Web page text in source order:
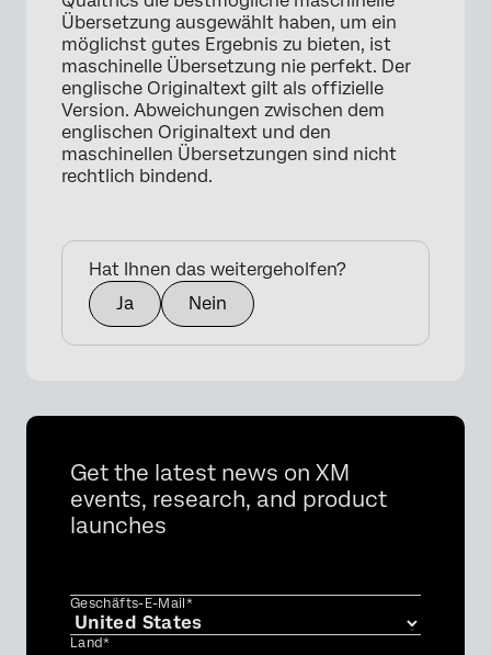
Übersetzung ausgewählt haben, um ein
möglichst gutes Ergebnis zu bieten, ist
maschinelle Übersetzung nie perfekt. Der
englische Originaltext gilt als offizielle
Version. Abweichungen zwischen dem
englischen Originaltext und den
maschinellen Übersetzungen sind nicht
rechtlich bindend.
Hat Ihnen das weitergeholfen?
Ja
Nein
Get the latest news on XM
events, research, and product
launches
Geschäfts-E-Mail*
Land*